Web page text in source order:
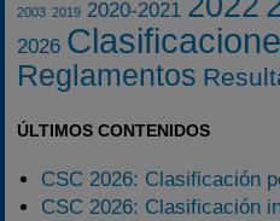
2003 2019 2020-2021
2026
Reglamentos
ÚLTIMOS CONTENIDOS
CSC 2026: Clasificación
CSC 2026: Clasificación